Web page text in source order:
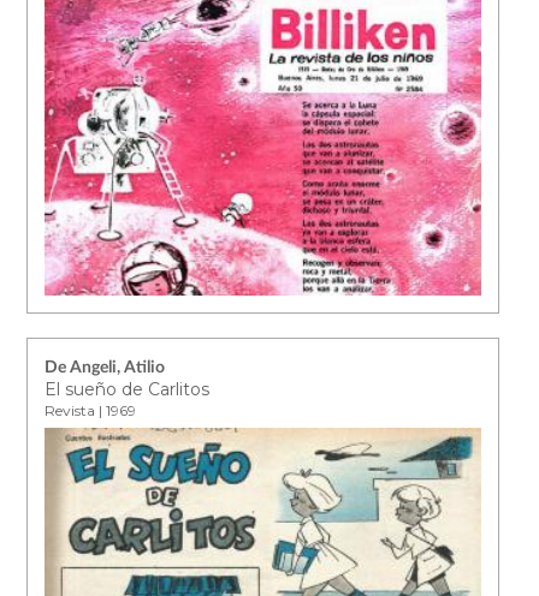
De Angeli, Atilio
El sueño de Carlitos
Revista | 1969